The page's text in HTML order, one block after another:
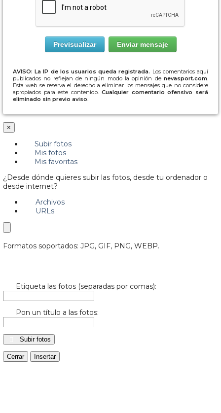
AVISO: La IP de los usuarios queda registrada. Los comentarios aquí
publicados no reflejan de ningún modo la opinión de nevasport.com.
Esta web se reserva el derecho a eliminar los mensajes que no considere
apropiados para este contenido. Cualquier comentario ofensivo será
eliminado sin previo aviso.
×
Subir fotos
Mis fotos
Mis favoritas
¿Desde dónde quieres subir las fotos, desde tu ordenador o
desde internet?
Archivos
URLs
Formatos soportados: JPG, GIF, PNG, WEBP.
Etiqueta las fotos (separadas por comas):
Pon un título a las fotos:
Subir fotos
Cerrar Insertar